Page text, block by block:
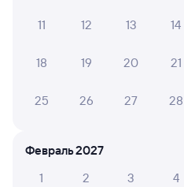
10 НАТАЛЬЯ З.
Доброе отношение
11 12 13 14
18 19 20 21
25 26 27 28
Февраль 2027
1
2 3 4